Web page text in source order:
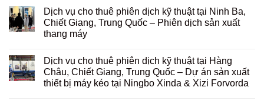
Dịch vụ cho thuê phiên dịch kỹ thuật tại Ninh Ba,
Chiết Giang, Trung Quốc – Phiên dịch sản xuất
thang máy
Dịch vụ cho thuê phiên dịch kỹ thuật tại Hàng
Châu, Chiết Giang, Trung Quốc – Dự án sản xuất
thiết bị máy kéo tại Ningbo Xinda & Xizi Forvorda